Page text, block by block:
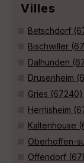
Villes
Betschdorf
Bischwiller
Dalhunden
Drusenheim
Gries (67240)
Herrlisheim
Kaltenhouse
Oberhoffen-
Offendorf